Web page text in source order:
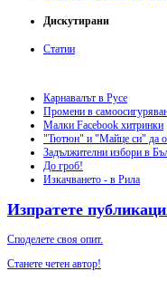
Дискутирани
Статии
Карнавалът в Русе
Промени в
Малки Facebook хитринки
"Тютюн" и "Майце си" да
Задължителни избори в
До гроб!
Изкачването - в Рила
Изпратете
Споделете своя опит.
Станете четен автор!